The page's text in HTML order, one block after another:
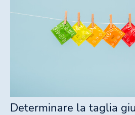
Determinare la taglia